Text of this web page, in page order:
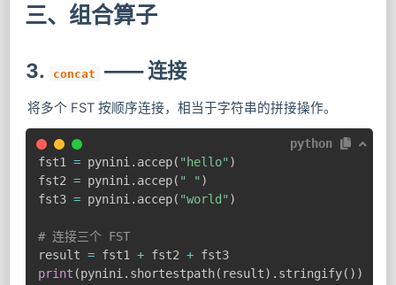
三、组合算子
3. concat —— 连接
将多个 FST 按顺序连接，相当于字符串的拼接操作。
python
fst1 = pynini . accep( "hello" )
fst2 = pynini . accep( " " )
fst3 = pynini . accep( "world" )
# 连接三个 FST
result = fst1 + fst2 +
print (pynini . shortestpath( result) . stringify( ) )